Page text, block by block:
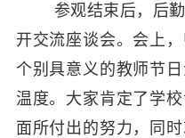
参观结束后，后
开交流座谈会。会上
个别具意义的教师节
温度。大家肯定了学
面所付出的努力，同